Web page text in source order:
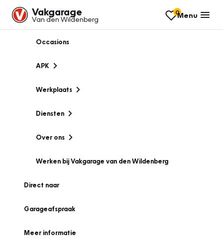
Vakgarage
Van den Wildenberg
0Menu
Occasions
APK
Werkplaats
Diensten
Over ons
Werken bij Vakgarage van den Wildenberg
Direct naar
Garageafspraak
Meer informatie